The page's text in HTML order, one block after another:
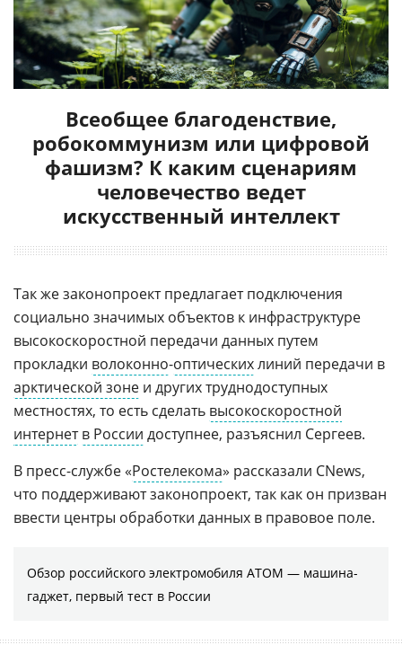
Всеобщее благоденствие,
робокоммунизм или цифровой
фашизм? К каким сценариям
человечество ведет
искусственный интеллект
Так же законопроект предлагает подключения
социально значимых объектов к инфраструктуре
высокоскоростной передачи данных путем
прокладки волоконно-оптическихлиний передачи в
арктической зоне и других труднодоступных
местностях, то есть сделать высокоскоростной
интернет в России доступнее, разъяснил Сергеев.
В пресс-службе «Ростелекома» рассказали CNews,
что поддерживают законопроект, так как он призван
ввести центры обработки данных в правовое поле.
Обзор российского электромобиля АТОМ — машина-
гаджет, первый тест в России